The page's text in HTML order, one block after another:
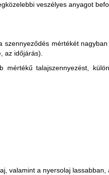
veszélyes anyagot
mértékét
az időjárás).
talajszennyezést,
valamint a nyersolaj